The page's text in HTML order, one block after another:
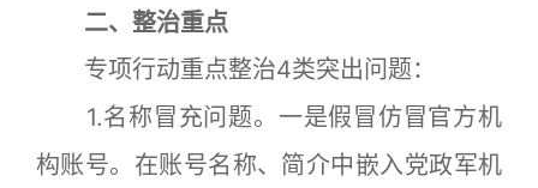
二、整治重点
专项行动重点整治4类突出问题：
1.名称冒充问题。一是假冒仿冒官方机
构账号。在账号名称、简介中嵌入党政军机